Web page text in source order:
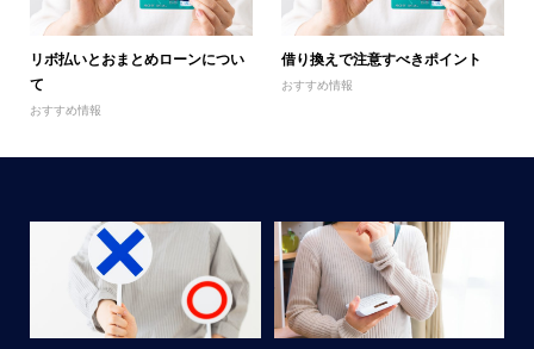
リボ払いとおまとめローンについ
て
おすすめ情報
借り換えで注意すべきポイント
おすすめ情報